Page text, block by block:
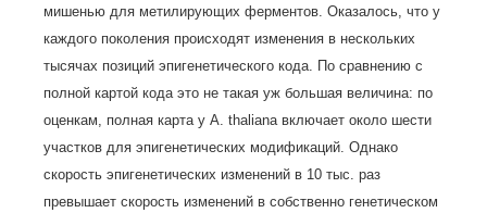
мишенью для метилирующих ферментов. Оказалось, что у
каждого поколения происходят изменения в нескольких
тысячах позиций эпигенетического кода. По сравнению с
полной картой кода это не такая уж большая величина: по
оценкам, полная карта у A. thaliana включает около шести
участков для эпигенетических модификаций. Однако
скорость эпигенетических изменений в 10 тыс. раз
превышает скорость изменений в собственно генетическом